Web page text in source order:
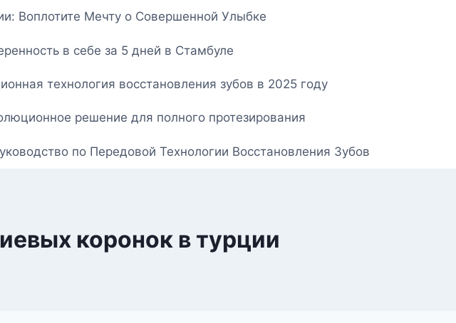
Воплотите Мечту о Совершенной Улыбке
в себе за 5 дней в Стамбуле
технология восстановления зубов в 2025 году
решение для полного протезирования
по Передовой Технологии Восстановления Зубов
коронок в турции